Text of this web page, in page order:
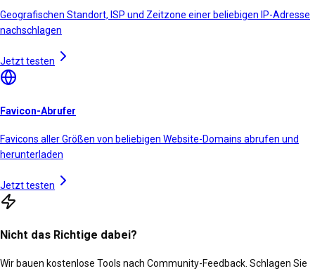
Geografischen Standort, ISP und Zeitzone einer beliebigen IP-Adresse
nachschlagen
Jetzt testen
Favicon-Abrufer
Favicons aller Größen von beliebigen Website-Domains abrufen und
herunterladen
Jetzt testen
Nicht das Richtige dabei?
Wir bauen kostenlose Tools nach Community-Feedback. Schlagen Sie